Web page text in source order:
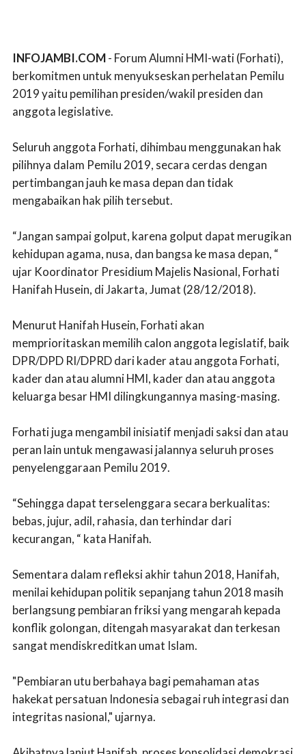
INFOJAMBI.COM- Forum Alumni HMI-wati (Forhati),
berkomitmen untuk menyukseskan perhelatan Pemilu
2019 yaitu pemilihan presiden/wakil presiden dan
anggota legislative.
Seluruh anggota Forhati, dihimbau menggunakan hak
pilihnya dalam Pemilu 2019, secara cerdas dengan
pertimbangan jauh ke masa depan dan tidak
mengabaikan hak pilih tersebut.
“Jangan sampai golput, karena golput dapat merugikan
kehidupan agama, nusa, dan bangsa ke masa depan, “
ujar Koordinator Presidium Majelis Nasional, Forhati
Hanifah Husein, di Jakarta, Jumat (28/12/2018).
Menurut Hanifah Husein, Forhati akan
memprioritaskan memilih calon anggota legislatif, baik
DPR/DPD RI/DPRD dari kader atau anggota Forhati,
kader dan atau alumni HMI, kader dan atau anggota
keluarga besar HMI dilingkungannya masing-masing.
Forhati juga mengambil inisiatif menjadi saksi dan atau
peran lain untuk mengawasi jalannya seluruh proses
penyelenggaraan Pemilu 2019.
“Sehingga dapat terselenggara secara berkualitas:
bebas, jujur, adil, rahasia, dan terhindar dari
kecurangan, “ kata Hanifah.
Sementara dalam refleksi akhir tahun 2018, Hanifah,
menilai kehidupan politik sepanjang tahun 2018 masih
berlangsung pembiaran friksi yang mengarah kepada
konflik golongan, ditengah masyarakat dan terkesan
sangat mendiskreditkan umat Islam.
"Pembiaran utu berbahaya bagi pemahaman atas
hakekat persatuan Indonesia sebagai ruh integrasi dan
integritas nasional," ujarnya.